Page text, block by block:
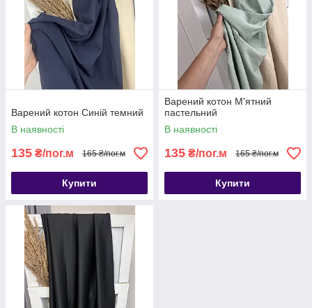
Варений котон Синій темний
В наявності
135 ₴/пог.м 165 ₴/пог.м
Купити
Варений котон М'ятний
пастельний
В наявності
135 ₴/пог.м 165 ₴/пог.м
Купити